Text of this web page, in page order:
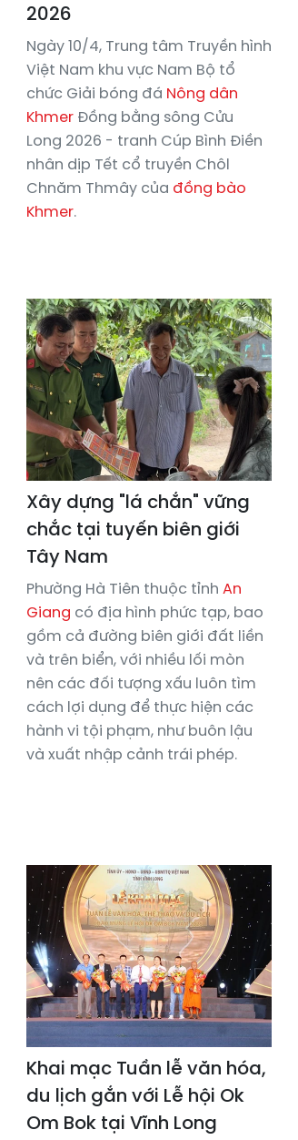
2026
Ngày 10/4, Trung tâm Truyền hình
Việt Nam khu vực Nam Bộ tổ
chức Giải bóng đá Nông dân
Khmer Đồng bằng sông Cửu
Long 2026 - tranh Cúp Bình Điền
nhân dịp Tết cổ truyền Chôl
Chnăm Thmây của đồng bào
Khmer.
Xây dựng "lá chắn" vững
chắc tại tuyến biên giới
Tây Nam
Phường Hà Tiên thuộc tỉnh An
Giang có địa hình phức tạp, bao
gồm cả đường biên giới đất liền
và trên biển, với nhiều lối mòn
nên các đối tượng xấu luôn tìm
cách lợi dụng để thực hiện các
hành vi tội phạm, như buôn lậu
và xuất nhập cảnh trái phép.
Khai mạc Tuần lễ văn hóa,
du lịch gắn với Lễ hội Ok
Om Bok tại Vĩnh Long